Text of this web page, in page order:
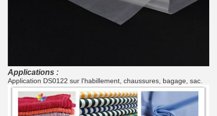
Applications :
Application DS0122 sur l'habillement, chaussures, bagage, sac.